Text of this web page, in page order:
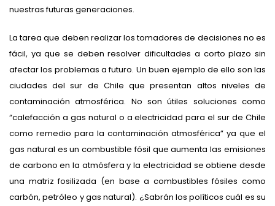
nuestras futuras generaciones.
La tarea que deben realizar los tomadores de decisiones no es
fácil, ya que se deben resolver dificultades a corto plazo sin
afectar los problemas a futuro. Un buen ejemplo de ello son las
ciudades del sur de Chile que presentan altos niveles de
contaminación atmosférica. No son útiles soluciones como
“calefacción a gas natural o a electricidad para el sur de Chile
como remedio para la contaminación atmosférica” ya que el
gas natural es un combustible fósil que aumenta las emisiones
de carbono en la atmósfera y la electricidad se obtiene desde
una matriz fosilizada (en base a combustibles fósiles como
carbón, petróleo y gas natural). ¿Sabrán los políticos cuál es su